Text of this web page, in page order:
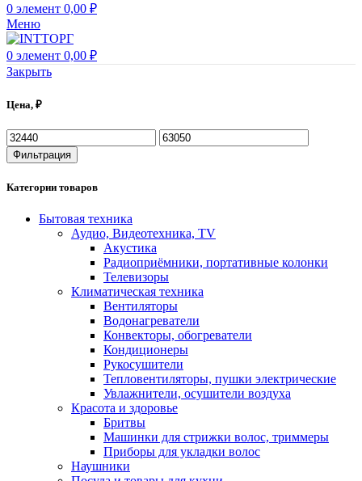
0 элемент 0,00 ₽
Меню
0 элемент 0,00 ₽
Закрыть
Цена, ₽
Минимальная
цена
Максимальная
цена
Фильтрация
Категории товаров
Бытовая техника
Аудио, Видеотехника, TV
Акустика
Радиоприёмники, портативные колонки
Телевизоры
Климатическая техника
Вентиляторы
Водонагреватели
Конвекторы, обогреватели
Кондиционеры
Рукосушители
Тепловентиляторы, пушки электрические
Увлажнители, осушители воздуха
Красота и здоровье
Бритвы
Машинки для стрижки волос, триммеры
Приборы для укладки волос
Наушники